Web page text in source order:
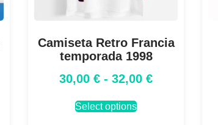
Camiseta Retro Francia
temporada 1998
30,00 € - 32,00 €
Select options